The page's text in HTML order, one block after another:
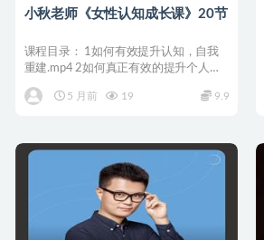
小秋老师《女性认知成长课》20节
课程目录： 1如何有效提升认知，自我
重建.mp4 2如何真正有效的提升个人能
5 月前
19 9.9